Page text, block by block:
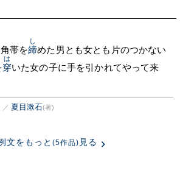
帯を締
し
めた男とも女とも片のつかない
穿
は
いた女の子に手を引かれてやって来
／ 夏目漱石(著)
文をもっと (5作品) 見る